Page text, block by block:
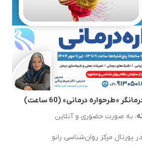
«طرحواره درمانی» (60 ساعت)
: به صورت حضوری و آنلاین
پورتال مرکز روان‌شناسی رانو